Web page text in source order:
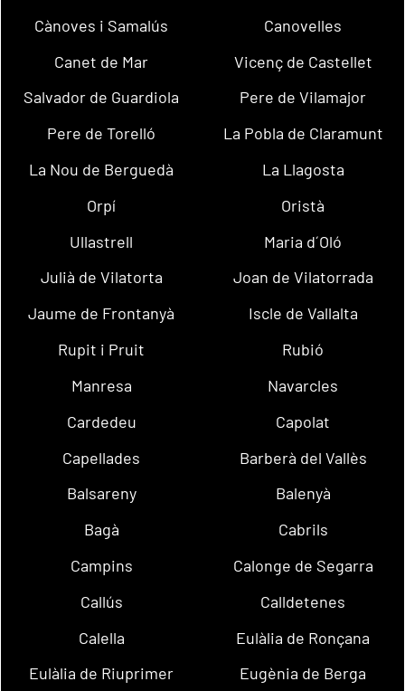
Cànoves i Samalús
Canovelles
Canet de Mar
Vicenç de Castellet
Salvador de Guardiola
Pere de Vilamajor
Pere de Torelló
La Pobla de Claramunt
La Nou de Berguedà
La Llagosta
Orpí
Oristà
Ullastrell
Maria d´Oló
Julià de Vilatorta
Joan de Vilatorrada
Jaume de Frontanyà
Iscle de Vallalta
Rupit i Pruit
Rubió
Manresa
Navarcles
Cardedeu
Capolat
Capellades
Barberà del Vallès
Balsareny
Balenyà
Bagà
Cabrils
Campins
Calonge de Segarra
Callús
Calldetenes
Calella
Eulàlia de Ronçana
Eulàlia de Riuprimer
Eugènia de Berga